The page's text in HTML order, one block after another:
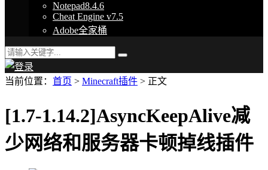
Notepad8.4.6
Cheat Engine v7.5
Adobe全家桶
当前位置： 首页 > Minecraft插件 > 正文
[1.7-1.14.2]AsyncKeepAlive减
少网络和服务器卡顿掉线插件